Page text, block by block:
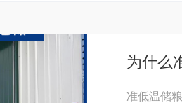
为什么
准低温储